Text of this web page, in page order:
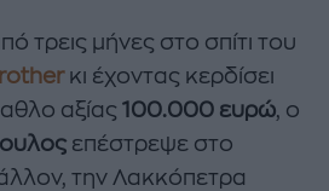
τρεις μήνες στο σπίτι του
κι έχοντας κερδίσει
αξίας100.000 ευρώ, ο
επέστρεψε στο
την Λακκόπετρα